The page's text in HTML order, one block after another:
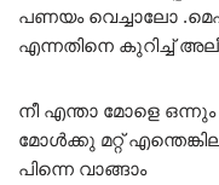
പണയം വെച്ചാലോ
എന്നതിനെ കുറിച്ച്
നീ എന്താ മോളെ ഒന്നും
മോൾക്കു മറ്റ്
പിന്നെ വാങ്ങാം